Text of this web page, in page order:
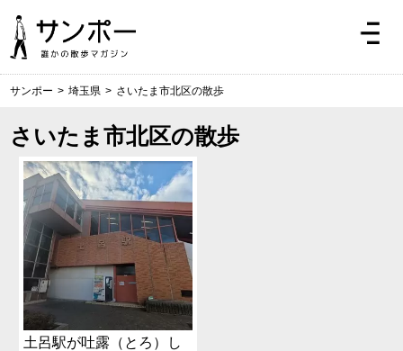
サンポー > 埼玉県 > さいたま市北区の散歩
さいたま市北区の散歩
土呂駅が吐露（とろ）し